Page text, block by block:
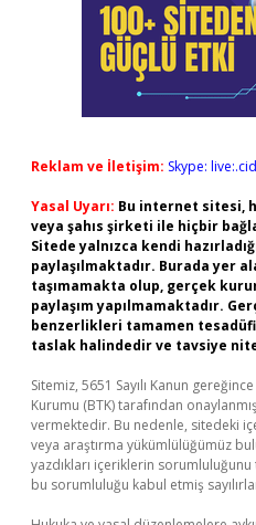
Reklam ve İletişim: Skype:
Yasal Uyarı: Bu internet sitesi,
veya şahıs şirketi ile hiçbir
Sitede yalnızca kendi
paylaşılmaktadır. Burada yer
taşımamakta olup, gerçek
paylaşım yapılmamaktadır.
benzerlikleri tamamen
taslak halindedir ve tavsiye
Sitemiz, 5651 Sayılı Kanun
Kurumu (BTK) tarafından
vermektedir. Bu nedenle, sitedeki
veya araştırma yükümlülüğümüz
yazdıkları içeriklerin
bu sorumluluğu kabul etmiş